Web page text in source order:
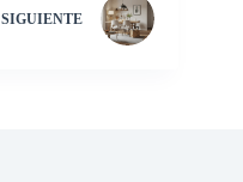
SIGUIENTE